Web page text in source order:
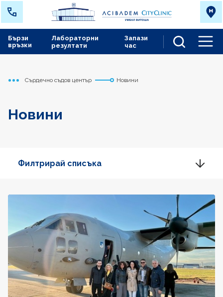
Лабораторни
резултати
Запази
час
Бързи
връзки
Начало
Сърдечно съдов център Новини
Новини
Филтрирай списъка